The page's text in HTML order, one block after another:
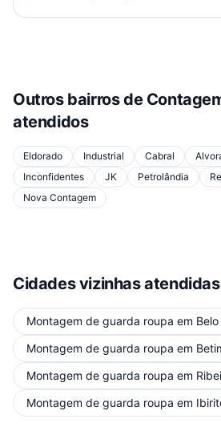
Outros bairros de
atendidos
Eldorado Industrial Cabral
Inconfidentes
JK Petrolândia
Nova Contagem
Cidades vizinhas atendidas
Montagem de guarda roupa em
Montagem de guarda roupa em
Montagem de guarda roupa em
Montagem de guarda roupa em